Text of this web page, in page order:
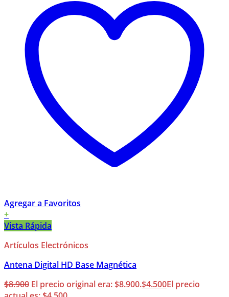
Agregar a Favoritos
+
Vista Rápida
Artículos Electrónicos
Antena Digital HD Base Magnética
$8.900 El precio original era: $8.900.$4.500El precio